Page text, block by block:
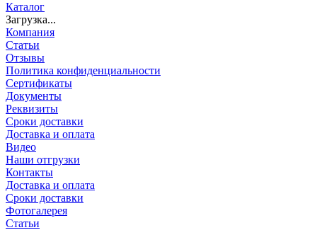
Каталог
Загрузка...
Компания
Статьи
Отзывы
Политика конфиденциальности
Сертификаты
Документы
Реквизиты
Сроки доставки
Доставка и оплата
Видео
Наши отгрузки
Контакты
Доставка и оплата
Сроки доставки
Фотогалерея
Статьи